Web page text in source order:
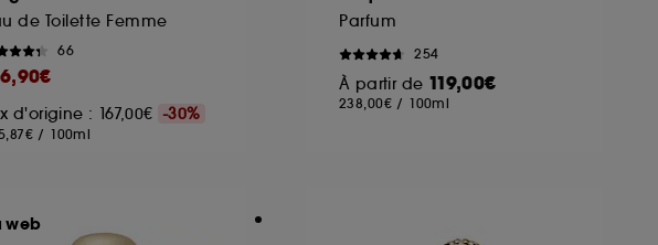
de Toilette Femme
66
d'origine : 167,00€ -30%
/ 100ml
Parfum
254
À partir de 119,00€
238,00€ / 100ml
web